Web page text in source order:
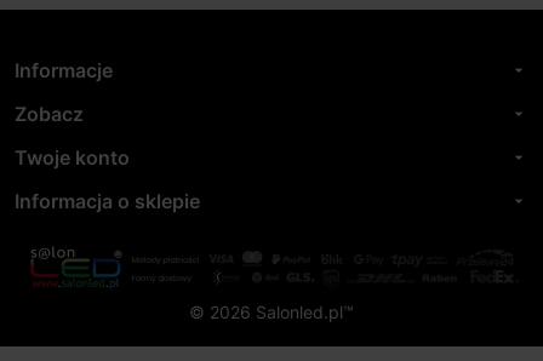
Informacje arrow_drop_down
Zobacz arrow_drop_down
Twoje konto arrow_drop_down
Informacja o sklepie arrow_drop_down
© 2026 Salonled.pl™